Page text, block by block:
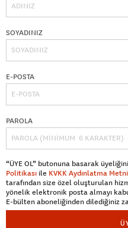
SOYADINIZ
E-POSTA
PAROLA
“ÜYE OL” butonuna basarak
Politikası ile KVKK Aydınlatma Metni
tarafından size özel oluşturulan
yönelik elektronik posta almayı
E-bülten aboneliğinden dilediğiniz